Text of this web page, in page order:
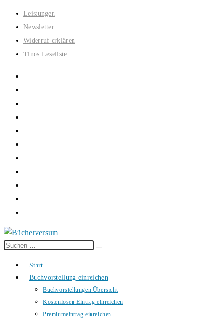
Zum
Inhalt
springen
Leistungen
Newsletter
Widerruf erklären
Tinos Leseliste
Diese
durchsuchen
Start
Buchvorstellung einreichen
Buchvorstellungen Übersicht
Kostenlosen Eintrag einreichen
Premiumeintrag einreichen